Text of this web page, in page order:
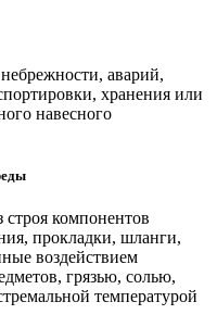
аварий,
хранения или
навесного
компонентов
прокладки, шланги,
воздействием
грязью, солью,
температурой